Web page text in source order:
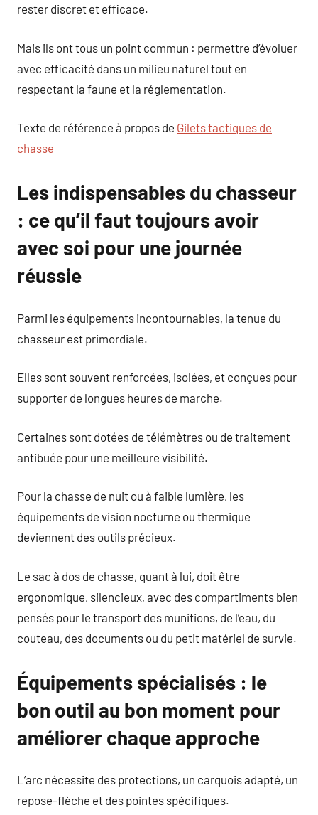
rester discret et efficace.
Mais ils ont tous un point commun : permettre d’évoluer
avec efficacité dans un milieu naturel tout en
respectant la faune et la réglementation.
Texte de référence à propos de Gilets tactiques de
chasse
Les indispensables du chasseur
: ce qu’il faut toujours avoir
avec soi pour une journée
réussie
Parmi les équipements incontournables, la tenue du
chasseur est primordiale.
Elles sont souvent renforcées, isolées, et conçues pour
supporter de longues heures de marche.
Certaines sont dotées de télémètres ou de traitement
antibuée pour une meilleure visibilité.
Pour la chasse de nuit ou à faible lumière, les
équipements de vision nocturne ou thermique
deviennent des outils précieux.
Le sac à dos de chasse, quant à lui, doit être
ergonomique, silencieux, avec des compartiments bien
pensés pour le transport des munitions, de l’eau, du
couteau, des documents ou du petit matériel de survie.
Équipements spécialisés : le
bon outil au bon moment pour
améliorer chaque approche
L’arc nécessite des protections, un carquois adapté, un
repose-flèche et des pointes spécifiques.